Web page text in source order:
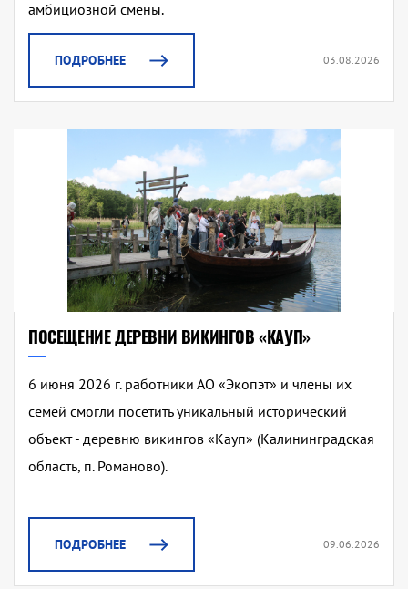
амбициозной смены.
ПОДРОБНЕЕ 03.08.2026
ПОСЕЩЕНИЕ ДЕРЕВНИ ВИКИНГОВ «КАУП»
6 июня 2026 г. работники АО «Экопэт» и члены их
семей смогли посетить уникальный исторический
объект - деревню викингов «Кауп» (Калининградская
область, п. Романово).
ПОДРОБНЕЕ 09.06.2026